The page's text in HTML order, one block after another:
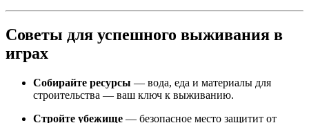
Советы для успешного выживания в
играх
Собирайте ресурсы — вода, еда и материалы для
строительства — ваш ключ к выживанию.
Стройте убежище — безопасное место защитит от